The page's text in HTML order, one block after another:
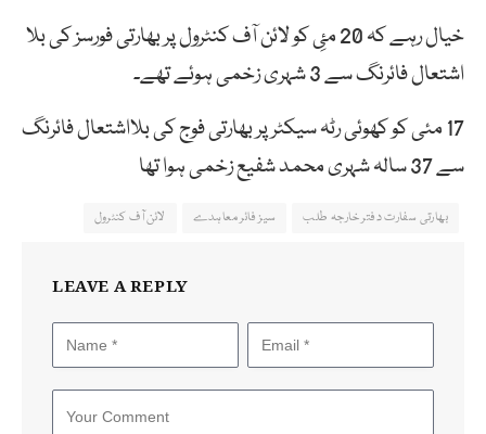
خیال رہے کہ 20 مئِ کو لائن آف کنٹرول پر بھارتی فورسز کی بلا
اشتعال فائرنگ سے 3 شہری زخمی ہوئے تھے۔
17 مئی کو کھوئی رٹہ سیکٹر پر بھارتی فوج کی بلااشتعال فائرنگ
سے 37 سالہ شہری محمد شفیع زخمی ہوا تھا
بھارتی سفارت دفتر خارجہ طلب سیز فائر معاہدے لائن آف کنٹرول
LEAVE A REPLY